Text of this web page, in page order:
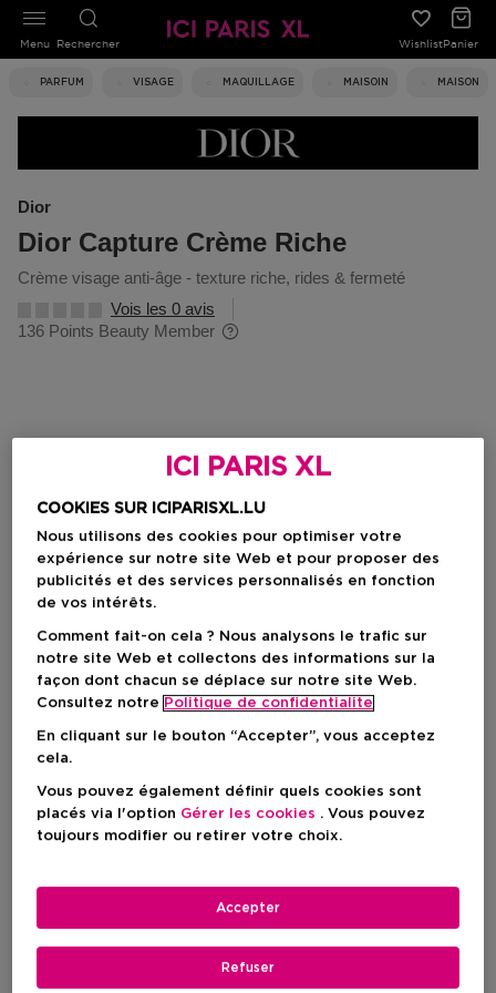
Rechercher WishlistPanier
PARFUM VISAGE MAQUILLAGE MAISOIN MAISON
Menu
Dior
Dior Capture Crème Riche
crème visage anti-âge - texture riche, rides & fermeté
Vois les 0 avis
136 Points Beauty Member
Choisissez votre format
Prix du produit
136,50 €
ICI PARIS XL
COOKIES SUR ICIPARISXL.LU
Nous utilisons des cookies pour optimiser votre
expérience sur notre site Web et pour proposer des
publicités et des services personnalisés en fonction
de vos intérêts.
Comment fait-on cela ? Nous analysons le trafic sur
notre site Web et collectons des informations sur la
façon dont chacun se déplace sur notre site Web.
Consultez notre Politique de confidentialite
En cliquant sur le bouton “Accepter”, vous acceptez
cela.
Vous pouvez également définir quels cookies sont
placés via l'option Gérer les cookies . Vous pouvez
toujours modifier ou retirer votre choix.
Refuser
Accepter